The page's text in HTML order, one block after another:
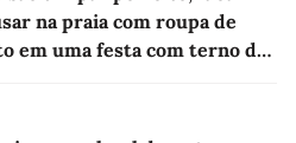
na praia com roupa de
em uma festa com terno de